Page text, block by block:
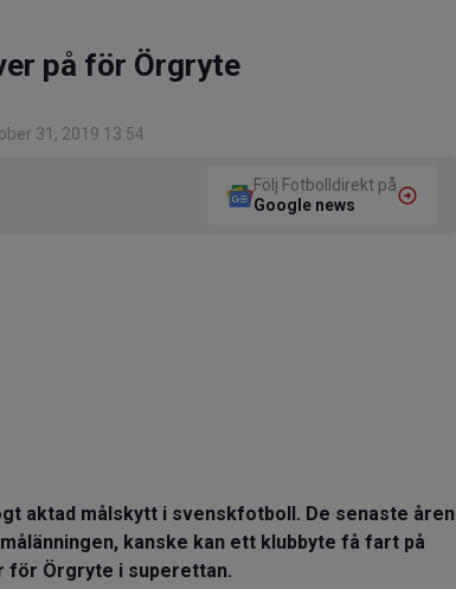
på för Örgryte
31, 2019 13:54
Följ Fotbolldirekt på
Google news
aktad målskytt i svenskfotboll. De senaste åren
kanske kan ett klubbyte få fart på
för Örgryte i superettan.